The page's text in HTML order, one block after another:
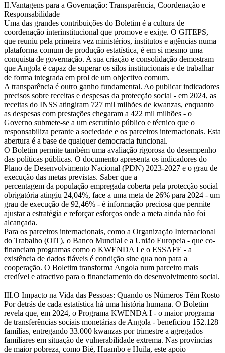
II.Vantagens para a Governação: Transparência, Coordenação e
Responsabilidade
Uma das grandes contribuições do Boletim é a cultura de
coordenação interinstitucional que promove e exige. O GITEPS,
que reuniu pela primeira vez ministérios, institutos e agências numa
plataforma comum de produção estatística, é em si mesmo uma
conquista de governação. A sua criação e consolidação demostram
que Angola é capaz de superar os silos institucionais e de trabalhar
de forma integrada em prol de um objectivo comum.
A transparência é outro ganho fundamental. Ao publicar indicadores
precisos sobre receitas e despesas da protecção social - em 2024, as
receitas do INSS atingiram 727 mil milhões de kwanzas, enquanto
as despesas com prestações chegaram a 422 mil milhões - o
Governo submete-se a um escrutínio público e técnico que o
responsabiliza perante a sociedade e os parceiros internacionais. Esta
abertura é a base de qualquer democracia funcional.
O Boletim permite também uma avaliação rigorosa do desempenho
das políticas públicas. O documento apresenta os indicadores do
Plano de Desenvolvimento Nacional (PDN) 2023-2027 e o grau de
execução das metas previstas. Saber que a
percentagem da população empregada coberta pela protecção social
obrigatória atingiu 24,04%, face a uma meta de 26% para 2024 - um
grau de execução de 92,46% - é informação preciosa que permite
ajustar a estratégia e reforçar esforços onde a meta ainda não foi
alcançada.
Para os parceiros internacionais, como a Organização Internacional
do Trabalho (OIT), o Banco Mundial e a União Europeia - que co-
financiam programas como o KWENDA I e o ESSAFE - a
existência de dados fiáveis é condição sine qua non para a
cooperação. O Boletim transforma Angola num parceiro mais
credível e atractivo para o financiamento do desenvolvimento social.
III.O Impacto na Vida das Pessoas: Quando os Números Têm Rosto
Por detrás de cada estatística há uma história humana. O Boletim
revela que, em 2024, o Programa KWENDA I - o maior programa
de transferências sociais monetárias de Angola - beneficiou 152.128
famílias, entregando 33.000 kwanzas por trimestre a agregados
familiares em situação de vulnerabilidade extrema. Nas províncias
de maior pobreza, como Bié, Huambo e Huíla, este apoio